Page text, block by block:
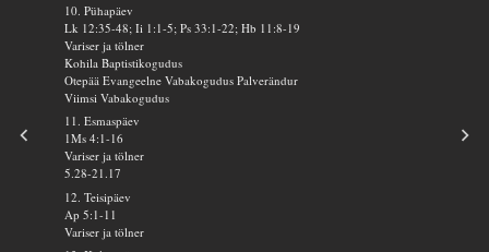
10. Pühapäev
Lk 12:35-48; Ii 1:1-5; Ps 33:1-22; Hb 11:8-19
Variser ja tölner
Kohila Baptistikogudus
Otepää Evangeelne Vabakogudus Palverändur
Viimsi Vabakogudus
11. Esmaspäev
1Ms 4:1-16
Variser ja tölner
5.28-21.17
12. Teisipäev
Ap 5:1-11
Variser ja tölner